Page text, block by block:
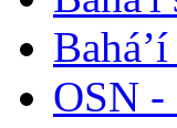
OSN -